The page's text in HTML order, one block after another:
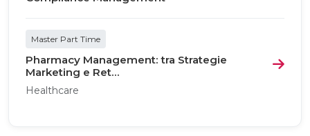
Master Part Time
Pharmacy Management: tra Strategie
Marketing e Ret...
Healthcare